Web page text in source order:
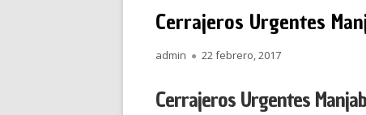
Cerrajeros Urgentes
Autor
admin
Publicado
22 febrero, 2017
Cerrajeros Urgentes